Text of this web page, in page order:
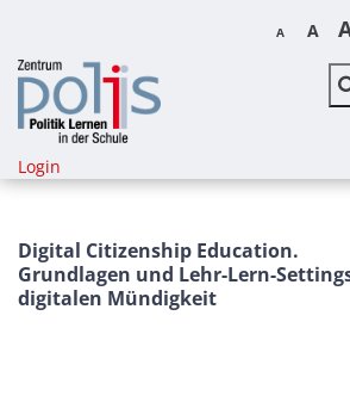
A A
Login
Digital Citizenship Education.
Grundlagen und Lehr-Lern-
digitalen Mündigkeit